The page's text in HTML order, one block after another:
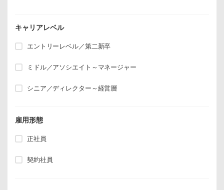
キャリアレベル
エントリーレベル／第二新卒
ミドル／アソシエイト～マネージャー
シニア／ディレクター～経営層
雇用形態
正社員
契約社員